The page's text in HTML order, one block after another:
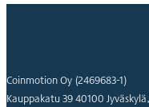
Coinmotion Oy (2469683-1)
Kauppakatu 39 40100